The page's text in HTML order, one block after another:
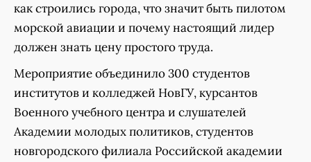
как строились города, что значит быть пилотом
морской авиации и почему настоящий лидер
должен знать цену простого труда.
Мероприятие объединило 300 студентов
институтов и колледжей НовГУ, курсантов
Военного учебного центра и слушателей
Академии молодых политиков, студентов
новгородского филиала Российской академии